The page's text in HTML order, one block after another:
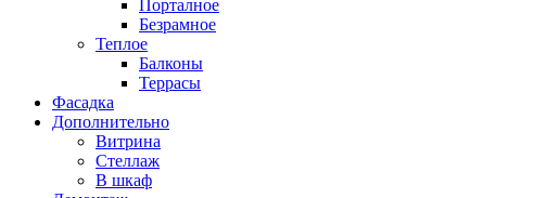
Порталное
Безрамное
Теплое
Балконы
Террасы
Фасадка
Дополнительно
Витрина
Стеллаж
В шкаф